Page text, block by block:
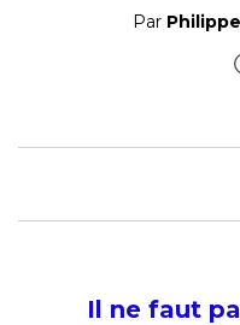
Par
Il ne faut